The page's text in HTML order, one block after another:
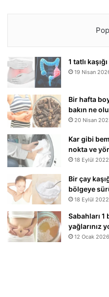
1 tatlı
19 Nisan
Bir hafta
bakın ne
20 Nisan
Kar gibi
nokta ve
18 Eylül 2022
Bir çay
bölgeye
18 Eylül 2022
Sabahları
yağlarınız
12 Ocak 2026